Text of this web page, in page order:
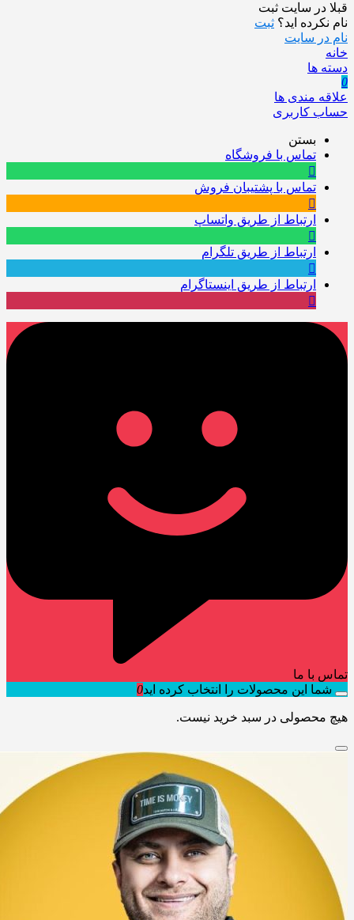
قبلا در سایت ثبت
نام نکرده اید؟ ثبت
نام در سایت
خانه
دسته ها
0
علاقه مندی ها
حساب کاربری
بستن
تماس با فروشگاه
تماس با پشتیبان فروش
ارتباط از طریق واتساپ
ارتباط از طریق تلگرام
ارتباط از طریق اینستاگرام
تماس با ما
شما این محصولات را انتخاب کرده اید0
هیچ محصولی در سبد خرید نیست.